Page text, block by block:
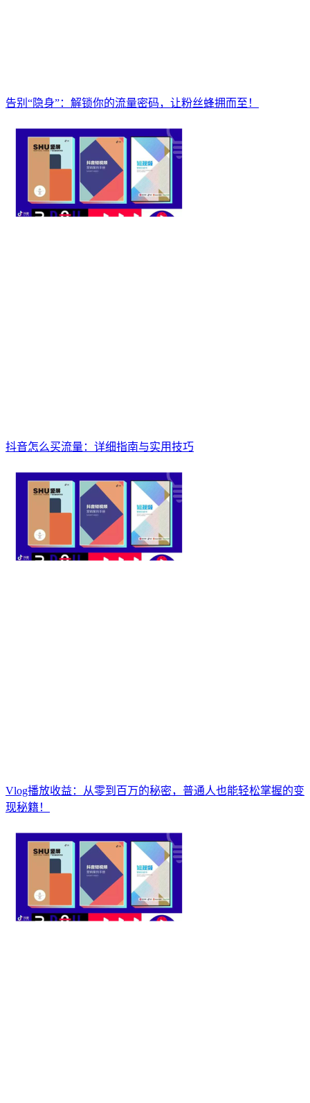
告别“隐身”：解锁你的流量密码，让粉丝蜂拥而至！
抖音怎么买流量：详细指南与实用技巧
Vlog播放收益：从零到百万的秘密，普通人也能轻松掌握的变
现秘籍！